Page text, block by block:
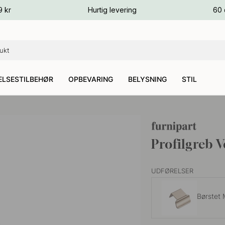
kr Hurtig levering 60
OPBEVARING BELYSNING STIL
Profilgreb
UDFØRELSER
Børstet